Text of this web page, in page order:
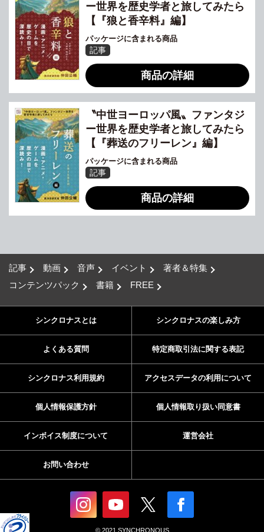
ー世界を歴史学者と旅してみたら
【『狼と香辛料』編】
パッケージに含まれる商品
記事
商品の詳細
〝中世ヨーロッパ風〟ファンタジ
ー世界を歴史学者と旅してみたら
【『葬送のフリーレン』編】
パッケージに含まれる商品
記事
商品の詳細
記事 動画 音声 イベント
著者＆特集
コンテンツパック
書籍 FREE
シンクロナスとは シンクロナスの楽しみ方
よくある質問 特定商取引法に関する表記
シンクロナス利用規約 アクセスデータの利用について
個人情報保護方針 個人情報取り扱い同意書
インボイス制度について 運営会社
お問い合わせ
© 2021 SYNCHRONOUS